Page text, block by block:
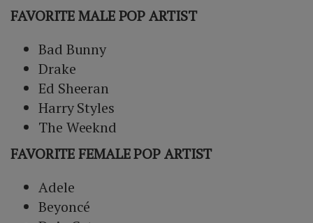
FAVORITE MALE POP ARTIST
Bad Bunny
Drake
Ed Sheeran
Harry Styles
The Weeknd
FAVORITE FEMALE POP ARTIST
Adele
Beyoncé